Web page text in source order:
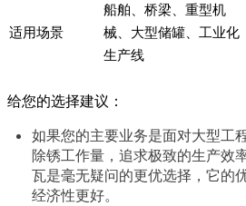
适用场景
船舶、桥梁、重型机
械、大型储罐、工业化
生产线
给您的选择建议：
如果您的主要业务是面对大型工
除锈工作量，追求极致的生产效
瓦是毫无疑问的更优选择，它的
经济性更好。